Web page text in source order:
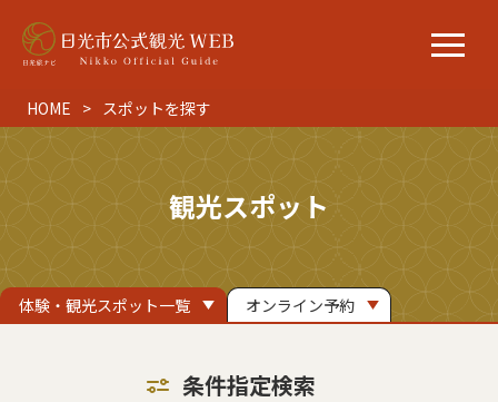
HOME スポットを探す
観光スポット
体験・観光スポット一覧 オンライン予約
条件指定検索